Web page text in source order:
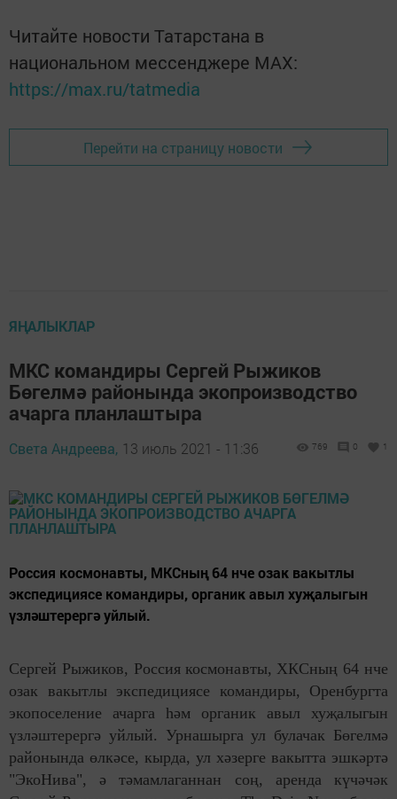
Читайте новости Татарстана в
национальном мессенджере MАХ:
https://max.ru/tatmedia
Перейти на страницу новости
ЯҢАЛЫКЛАР
МКС командиры Сергей Рыжиков
Бөгелмә районында экопроизводство
ачарга планлаштыра
Света Андреева, 13 июль 2021 - 11:36 769 0 1
Россия космонавты, МКСның 64 нче озак вакытлы
экспедициясе командиры, органик авыл хуҗалыгын
үзләштерергә уйлый.
Сергей Рыжиков, Россия космонавты, ХКСның 64 нче
озак вакытлы экспедициясе командиры, Оренбургта
экопоселение ачарга һәм органик авыл хуҗалыгын
үзләштерергә уйлый. Урнашырга ул булачак Бөгелмә
районында өлкәсе, кырда, ул хәзерге вакытта эшкәртә
"ЭкоНива", ә тәмамлаганнан соң, аренда күчәчәк